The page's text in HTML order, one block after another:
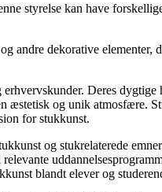
styrelse kan have
andre dekorative elementer,
Deres
æstetisk og unik atmosfære.
for stukkunst.
og stukrelaterede
blandt elever og